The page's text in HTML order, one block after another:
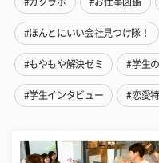
#ガクラボ #お仕事図鑑
#ほんとにいい会社見つけ隊！
#もやもや解決ゼミ #学生
#学生インタビュー #恋愛